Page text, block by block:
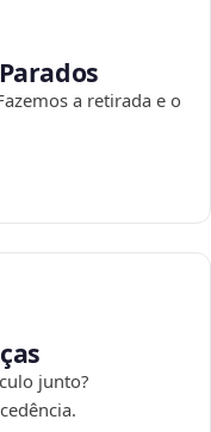
a retirada e o
junto?